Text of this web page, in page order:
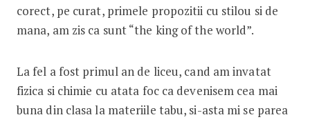
corect, pe curat, primele propozitii cu stilou si de
mana, am zis ca sunt “the king of the world”.
La fel a fost primul an de liceu, cand am invatat
fizica si chimie cu atata foc ca devenisem cea mai
buna din clasa la materiile tabu, si-asta mi se parea